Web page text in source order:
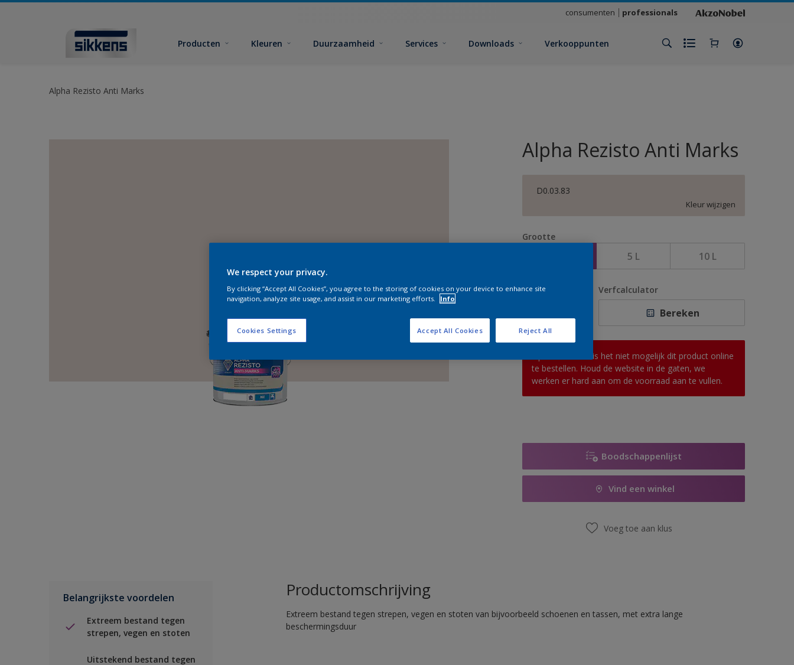
consumenten professionals
Producten Kleuren Duurzaamheid Services Downloads Verkooppunten
Alpha Rezisto Anti Marks
Alpha Rezisto Anti Marks
D0.03.83
Kleur wijzigen
Grootte
5 L 10 L
Aantal Verfcalculator
Bereken
Op dit moment is het niet mogelijk dit product online
te bestellen. Houd de website in de gaten, we
werken er hard aan om de voorraad aan te vullen.
Boodschappenlijst
Vind een winkel
Voeg toe aan klus
Belangrijkste voordelen
Extreem bestand tegen
strepen, vegen en stoten
Uitstekend bestand tegen
Productomschrijving
Extreem bestand tegen strepen, vegen en stoten van bijvoorbeeld schoenen en tassen, met extra lange
beschermingsduur
We respect your privacy.
By clicking “Accept All Cookies”, you agree to the storing of cookies on your device to enhance site
navigation, analyze site usage, and assist in our marketing efforts.
Info
Cookies Settings Reject All
Accept All Cookies